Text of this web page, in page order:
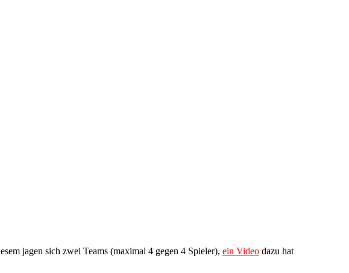
jagen sich zwei Teams (maximal 4 gegen 4 Spieler), ein Video dazu hat